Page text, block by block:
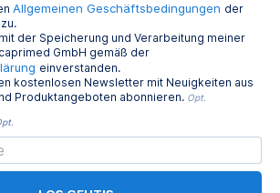
Allgemeinen Geschäftsbedingungen der
der Speicherung und Verarbeitung meiner
GmbH gemäß der
einverstanden.
kostenlosen Newsletter mit Neuigkeiten aus
Produktangeboten abonnieren. Opt.